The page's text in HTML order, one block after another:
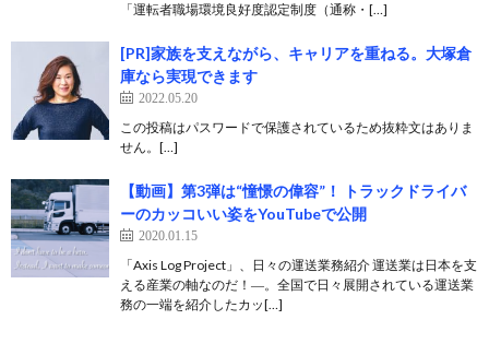
「運転者職場環境良好度認定制度（通称・[…]
[PR]家族を支えながら、キャリアを重ねる。大塚倉
庫なら実現できます
2022.05.20
この投稿はパスワードで保護されているため抜粋文はありま
せん。[…]
【動画】第3弾は“憧憬の偉容”！ トラックドライバ
ーのカッコいい姿をYouTubeで公開
2020.01.15
「Axis Log Project」、日々の運送業務紹介 運送業は日本を支
える産業の軸なのだ！―。全国で日々展開されている運送業
務の一端を紹介したカッ[…]